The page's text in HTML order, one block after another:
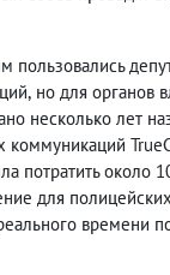
пользовались
, но для органов
несколько лет
потратить около
для
времени